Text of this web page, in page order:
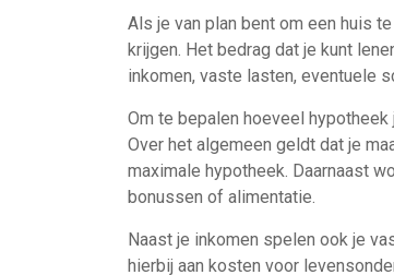
Als je van plan bent om een huis
krijgen. Het bedrag dat je kunt
inkomen, vaste lasten, eventuele
Om te bepalen hoeveel
Over het algemeen geldt dat je
maximale hypotheek. Daarnaast
bonussen of alimentatie.
Naast je inkomen spelen ook je
hierbij aan kosten voor